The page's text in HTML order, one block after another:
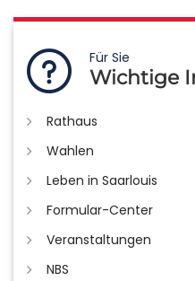
Für Sie
Wichtige
Rathaus
Wahlen
Leben in Saarlouis
Formular-Center
Veranstaltungen
NBS